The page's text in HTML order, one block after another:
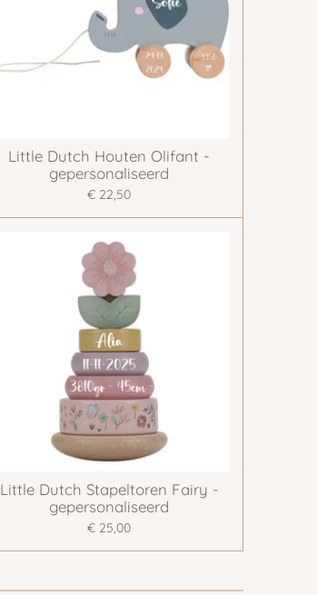
Little Dutch Houten Olifant -
gepersonaliseerd
€ 22,50
Little Dutch Stapeltoren Fairy -
gepersonaliseerd
€ 25,00